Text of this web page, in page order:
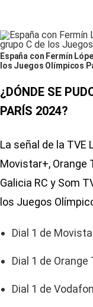
España con Fermín
los Juegos Olímpicos
¿DÓNDE SE
PARÍS 2024?
La señal de la TVE
Movistar+, Orange
Galicia RC y Som
los Juegos
Dial 1 de
Dial 1 de Orange
Dial 1 de